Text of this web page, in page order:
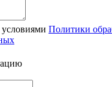
Политики